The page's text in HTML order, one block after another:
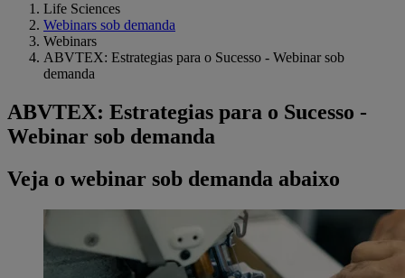
Life Sciences
Webinars sob demanda
Webinars
ABVTEX: Estrategias para o Sucesso - Webinar sob
demanda
ABVTEX: Estrategias para o Sucesso -
Webinar sob demanda
Veja o webinar sob demanda abaixo